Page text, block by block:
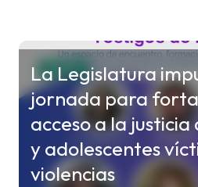
CHACO
La Legislatura
jornada para
acceso a la justicia
y adolescentes
violencias